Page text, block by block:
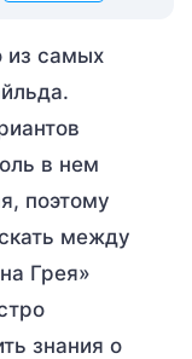
из самых
в нем
поэтому
между
Грея»
знания о